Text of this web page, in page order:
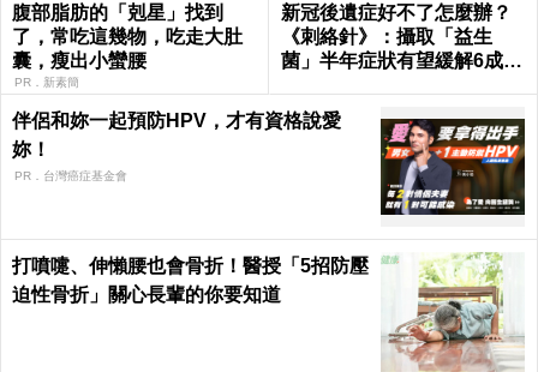
腹部脂肪的「剋星」找到
了，常吃這幾物，吃走大肚
囊，瘦出小蠻腰
PR．新素簡
新冠後遺症好不了怎麼辦？
《刺絡針》：攝取「益生
菌」半年症狀有望緩解6成以
伴侶和妳一起預防HPV，才有資格說愛
妳！
PR．台灣癌症基金會
打噴嚏、伸懶腰也會骨折！醫授「5招防壓
迫性骨折」關心長輩的你要知道